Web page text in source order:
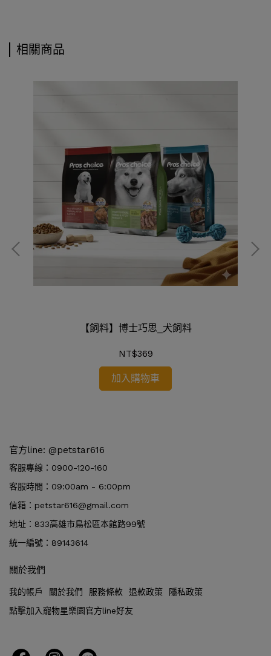
相關商品
【飼料】博士巧思_犬飼料
NT$369
加入購物車
官方line: @petstar616
客服專線：0900-120-160
客服時間：09:00am - 6:00pm
信箱：petstar616@gmail.com
地址：833高雄市鳥松區本館路99號
統一編號：89143614
關於我們
我的帳戶 關於我們 服務條款 退款政策
隱私政策
點擊加入寵物星樂園官方line好友